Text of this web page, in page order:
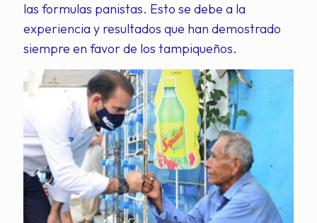
las formulas panistas. Esto se debe a la
experiencia y resultados que han demostrado
siempre en favor de los tampiqueños.